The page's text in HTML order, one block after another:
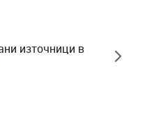
източници в